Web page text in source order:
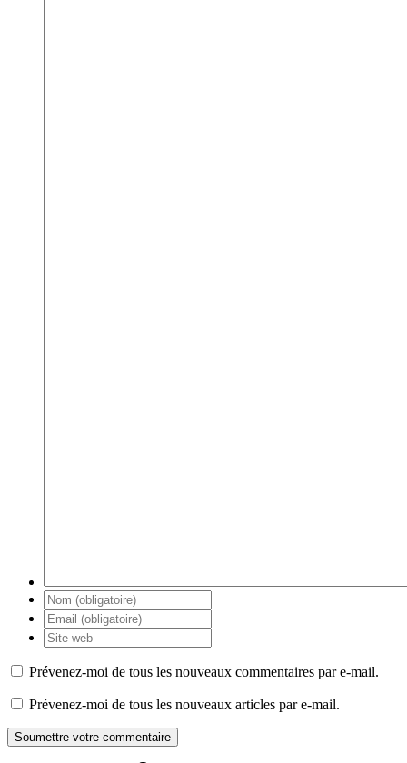
Prévenez-moi de tous les nouveaux commentaires par e-mail.
Prévenez-moi de tous les nouveaux articles par e-mail.
Soumettre votre commentaire